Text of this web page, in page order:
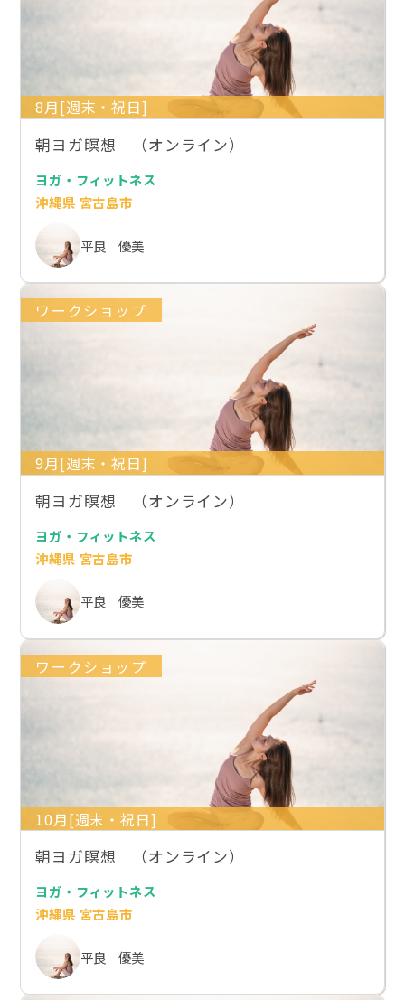
8月[週末・祝日]
朝ヨガ瞑想 （オンライン）
ヨガ・フィットネス
沖縄県 宮古島市
平良 優美
ワークショップ
9月[週末・祝日]
朝ヨガ瞑想 （オンライン）
ヨガ・フィットネス
沖縄県 宮古島市
平良 優美
ワークショップ
10月[週末・祝日]
朝ヨガ瞑想 （オンライン）
ヨガ・フィットネス
沖縄県 宮古島市
平良 優美